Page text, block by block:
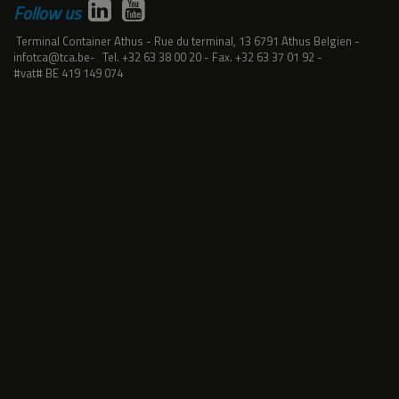
Follow us
Terminal Container Athus Rue du terminal, 13 6791 Athus Belgien
infotca@tca.be
Tel. +32 63 38 00 20 Fax. +32 63 37 01 92
#vat# BE 419 149 074